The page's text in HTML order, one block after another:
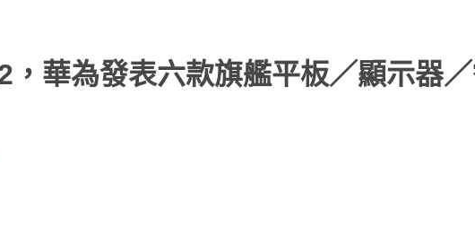
華為發表六款旗艦平板／顯示器